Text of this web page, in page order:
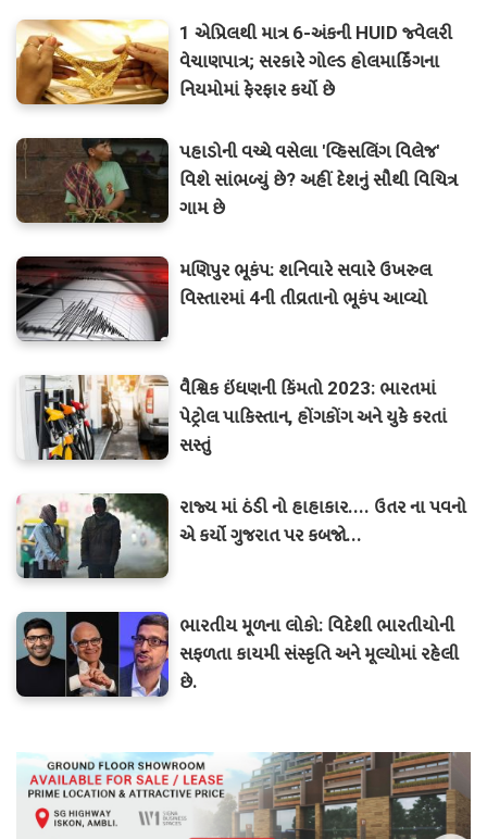
1 એપ્રિલથી માત્ર 6-અંકની HUID જ્વેલરી
વેચાણપાત્ર; સરકારે ગોલ્ડ હોલમાર્કિંગના
નિયમોમાં ફેરફાર કર્યો છે
પહાડોની વચ્ચે વસેલા 'વ્હિસલિંગ વિલેજ'
વિશે સાંભળ્યું છે? અહીં દેશનું સૌથી વિચિત્ર
ગામ છે
મણિપુર ભૂકંપ: શનિવારે સવારે ઉખરુલ
વિસ્તારમાં 4ની તીવ્રતાનો ભૂકંપ આવ્યો
વૈશ્વિક ઇંધણની કિંમતો 2023: ભારતમાં
પેટ્રોલ પાકિસ્તાન, હોંગકોંગ અને યુકે કરતાં
સસ્તું
રાજ્ય માં ઠંડી નો હાહાકાર.... ઉતર ના પવનો
એ કર્યો ગુજરાત પર કબજો...
ભારતીય મૂળના લોકો: વિદેશી ભારતીયોની
સફળતા કાયમી સંસ્કૃતિ અને મૂલ્યોમાં રહેલી
છે.